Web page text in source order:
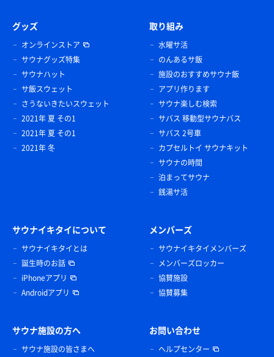
グッズ
オンラインストア
サウナグッズ特集
サウナハット
サ飯スウェット
さうないきたいスウェット
2021年 夏 その1
2021年 夏 その1
2021年 冬
取り組み
水曜サ活
のんあるサ飯
施設のおすすめサウナ飯
アプリ作ります
サウナ楽しむ検索
サバス 移動型サウナバス
サバス 2号車
カプセルトイ サウナキット
サウナの時間
泊まってサウナ
銭湯サ活
サウナイキタイについて
サウナイキタイとは
誕生時のお話
iPhoneアプリ
Androidアプリ
メンバーズ
サウナイキタイメンバーズ
メンバーズロッカー
協賛施設
協賛募集
サウナ施設の方へ
サウナ施設の皆さまへ
お問い合わせ
ヘルプセンター